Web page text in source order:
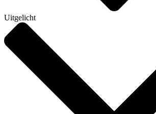
Uitgelicht